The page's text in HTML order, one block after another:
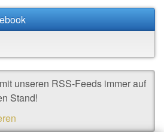
unseren RSS-Feeds immer auf
Stand!